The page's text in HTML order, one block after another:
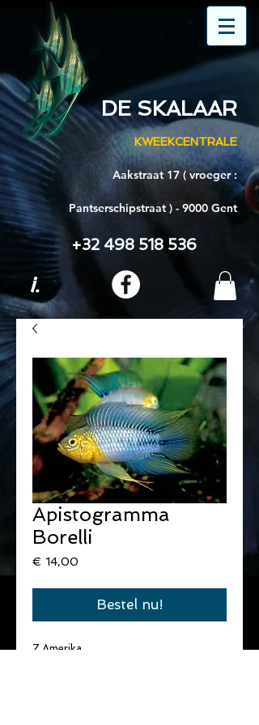
DE SKALAAR
KWEEKCENTRALE
Aakstraat 17 ( vroeger :
Pantserschipstraat ) - 9000 Gent
+32 498 518 536
i.
Apistogramma
Borelli
€ 14,00
Bestel nu!
Z.Amerika